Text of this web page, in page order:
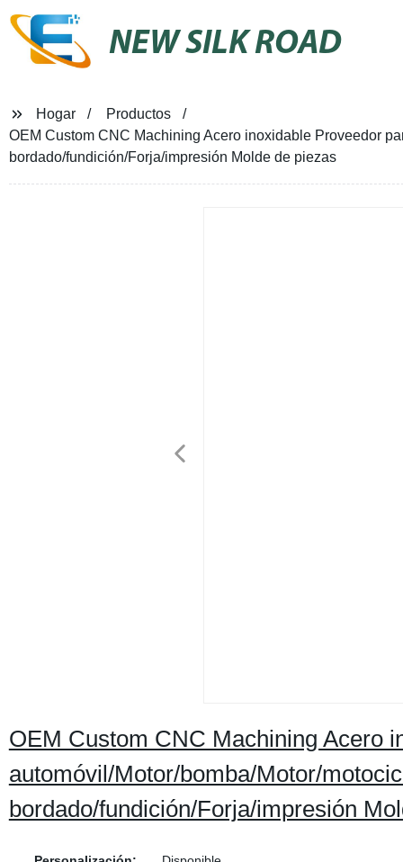
NEW SILK ROAD
Hogar
Productos
OEM Custom CNC Machining Acero inoxidable Proveedor
bordado/fundición/Forja/impresión Molde de piezas
OEM Custom CNC Machining Acero
automóvil/Motor/bomba/Motor/
bordado/fundición/Forja/impresión